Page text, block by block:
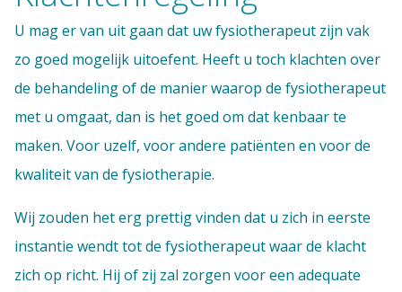
U mag er van uit gaan dat uw fysiotherapeut zijn vak
zo goed mogelijk uitoefent. Heeft u toch klachten over
de behandeling of de manier waarop de fysiotherapeut
met u omgaat, dan is het goed om dat kenbaar te
maken. Voor uzelf, voor andere patiënten en voor de
kwaliteit van de fysiotherapie.
Wij zouden het erg prettig vinden dat u zich in eerste
instantie wendt tot de fysiotherapeut waar de klacht
zich op richt. Hij of zij zal zorgen voor een adequate